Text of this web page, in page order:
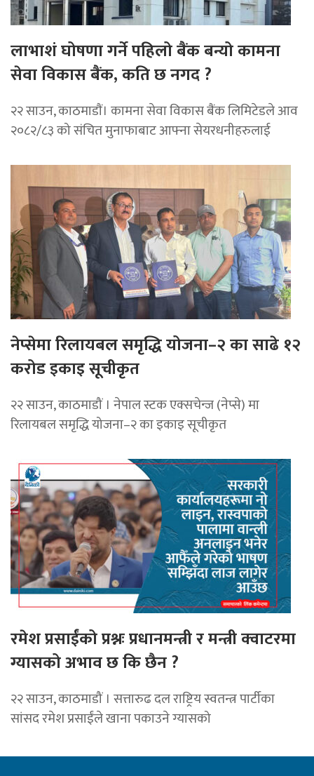
लाभाशं घोषणा गर्ने पहिलो बैंक बन्यो कामना
सेवा विकास बैंक, कति छ नगद ?
२२ साउन, काठमाडाैं। कामना सेवा विकास बैंक लिमिटेडले आव
२०८२/८३ को संचित मुनाफाबाट आफ्ना सेयरधनीहरुलाई
नेप्सेमा रिलायबल समृद्धि योजना–२ का साढे १२
करोड इकाइ सूचीकृत
२२ साउन, काठमाडौं । नेपाल स्टक एक्सचेन्ज (नेप्से) मा
रिलायबल समृद्धि योजना–२ का इकाइ सूचीकृत
रमेश प्रसाईंको प्रश्नः प्रधानमन्त्री र मन्त्री क्वाटरमा
ग्यासको अभाव छ कि छैन ?
२२ साउन, काठमाडौं । सत्तारुढ दल राष्ट्रिय स्वतन्त्र पार्टीका
सांसद रमेश प्रसाईंले खाना पकाउने ग्यासको